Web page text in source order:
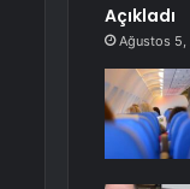
Açıkladı
Ağustos 5,